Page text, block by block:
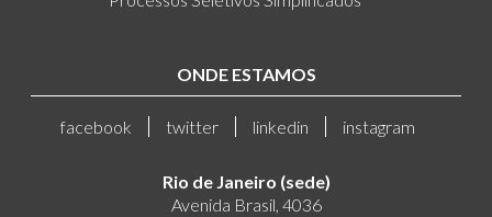
ONDE ESTAMOS
facebook twitter linkedin instagram
Rio de Janeiro (sede)
Avenida Brasil, 4036